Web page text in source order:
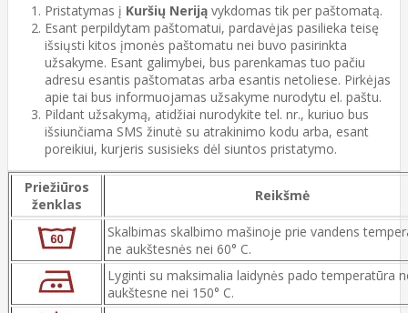
Pristatymas į Kuršių Neriją vykdomas tik per paštomatą.
Esant perpildytam paštomatui, pardavėjas pasilieka teisę
išsiųsti kitos įmonės paštomatu nei buvo pasirinkta
užsakyme. Esant galimybei, bus parenkamas tuo pačiu
adresu esantis paštomatas arba esantis netoliese. Pirkėjas
apie tai bus informuojamas užsakyme nurodytu el. paštu.
Pildant užsakymą, atidžiai nurodykite tel. nr., kuriuo bus
išsiunčiama SMS žinutė su atrakinimo kodu arba, esant
poreikiui, kurjeris susisieks dėl siuntos pristatymo.
Priežiūros
ženklas
Reikšmė
Skalbimas skalbimo mašinoje prie vandens
ne aukštesnės nei 60° C.
Lyginti su maksimalia laidynės pado temperatūra
aukštesne nei 150° C.